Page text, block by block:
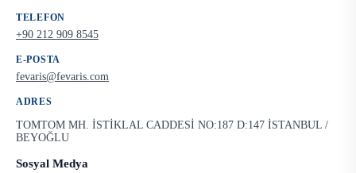
TELEFON
+90 212 909 8545
E-POSTA
fevaris@fevaris.com
ADRES
TOMTOM MH. İSTİKLAL CADDESİ NO:187 D:147 İSTANBUL /
BEYOĞLU
Sosyal Medya